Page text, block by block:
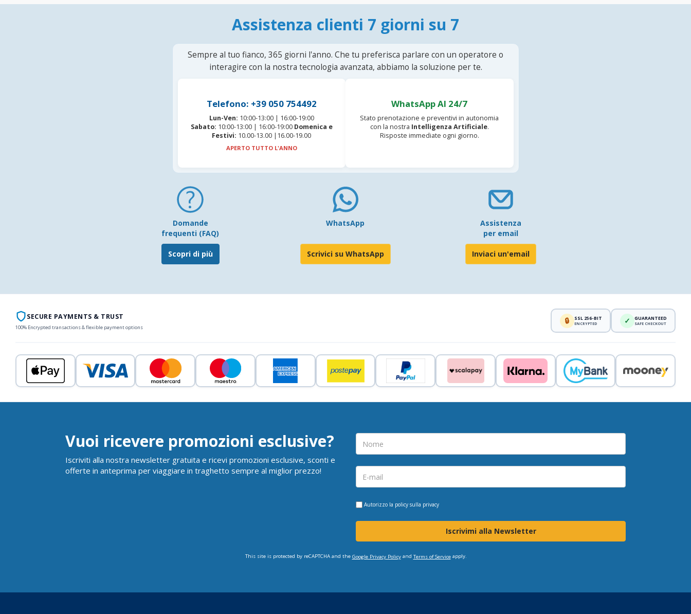
Assistenza clienti 7 giorni su 7
Sempre al tuo fianco, 365 giorni l'anno. Che tu preferisca parlare con un operatore o
interagire con la nostra tecnologia avanzata, abbiamo la soluzione per te.
Telefono: +39 050 754492
Lun-Ven: 10:00-13:00 | 16:00-19:00
Sabato: 10:00-13:00 | 16:00-19:00 Domenica e
Festivi: 10.00-13.00 |16.00-19.00
APERTO TUTTO L'ANNO
WhatsApp AI 24/7
Stato prenotazione e preventivi in autonomia
con la nostra Intelligenza Artificiale.
Risposte immediate ogni giorno.
Domande
frequenti (FAQ)
Scopri di più
WhatsApp
Scrivici su WhatsApp
Assistenza
per email
Inviaci un'email
SECURE PAYMENTS & TRUST
100% Encrypted transactions & flexible payment options
🔒 SSL 256-BIT
ENCRYPTED ✓ GUARANTEED
SAFE CHECKOUT
Vuoi ricevere promozioni esclusive?
Iscriviti alla nostra newsletter gratuita e ricevi promozioni esclusive, sconti e
offerte in anteprima per viaggiare in traghetto sempre al miglior prezzo!
Autorizzo la policy sulla privacy
Iscrivimi alla Newsletter
This site is protected by reCAPTCHA and the Google Privacy Policyand Terms of Serviceapply.